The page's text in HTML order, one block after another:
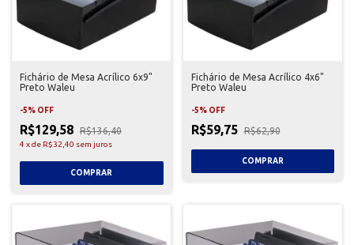
Fichário de Mesa Acrílico 6x9"
Preto Waleu
-5% OFF
R$129,58 R$136,40
4 xde R$32,40 sem juros
Fichário de Mesa Acrílico 4x6"
Preto Waleu
-5% OFF
R$59,75 R$62,90